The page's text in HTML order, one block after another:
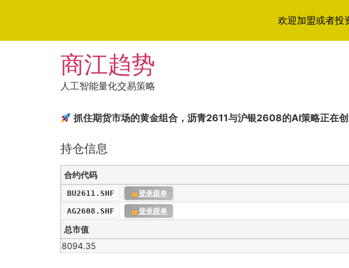
商江趋势
人工智能量化交易策略
抓住期货市场的黄金组合，沥青2611与沪银2608的AI策略正在创
持仓信息
合约代码
BU2611.SHF 登录跟单
AG2608.SHF 登录跟单
总市值
8094.35
欢迎加盟或者投